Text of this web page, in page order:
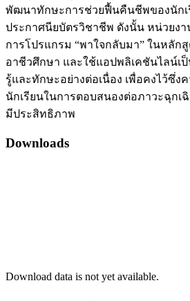
พัฒนาทักษะการช่วยฟื้นคืนชีพของนักเ
ประกาศนียบัตรวิชาชีพ ดังนั้น หน่วยง
การโปรแกรม “พาใจกลับมา” ในหลัก
อาชีวศึกษา และใช้แอปพลิเคชันไลน์เ
รู้และทักษะอย่างต่อเนื่อง เพื่อคงไว้ซึ่ง
นักเรียนในการตอบสนองต่อภาวะฉุกเ
มีประสิทธิภาพ
Downloads
Download data is not yet available.